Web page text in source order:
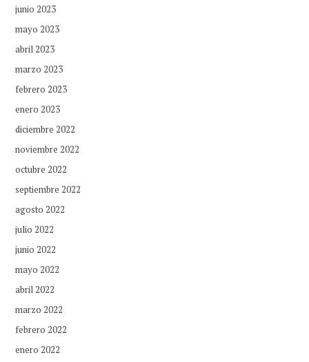
junio 2023
mayo 2023
abril 2023
marzo 2023
febrero 2023
enero 2023
diciembre 2022
noviembre 2022
octubre 2022
septiembre 2022
agosto 2022
julio 2022
junio 2022
mayo 2022
abril 2022
marzo 2022
febrero 2022
enero 2022